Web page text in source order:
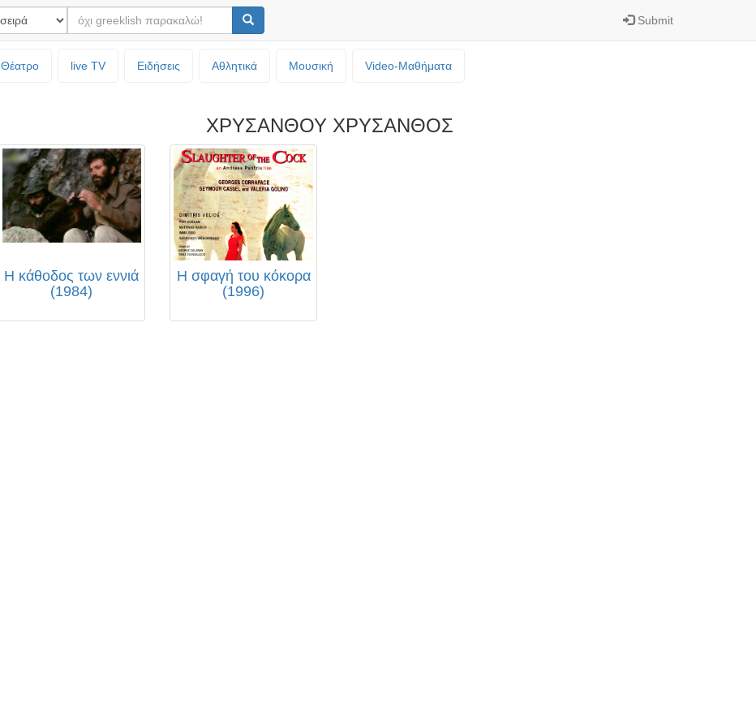
Submit
Θέατρο live TV Ειδήσεις Αθλητικά Μουσική Video-Mαθήματα
ΧΡΥΣΑΝΘΟΥ ΧΡΥΣΑΝΘΟΣ
Η κάθοδος των εννιά
(1984)
Η σφαγή του κόκορα
(1996)